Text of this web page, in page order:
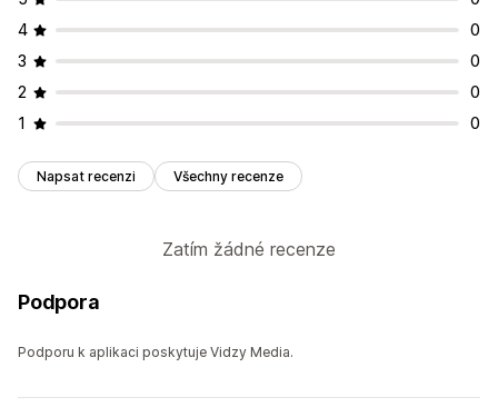
4
0
3
0
2
0
1
0
Napsat recenzi Všechny recenze
Zatím žádné recenze
Podpora
Podporu k aplikaci poskytuje Vidzy Media.